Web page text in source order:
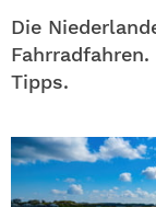
Die
Tipps.
GEWINNEN
ALLE THEMEN